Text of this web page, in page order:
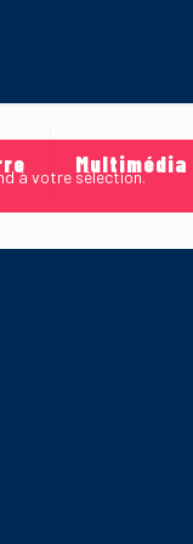
Multimédia
à votre sélection.